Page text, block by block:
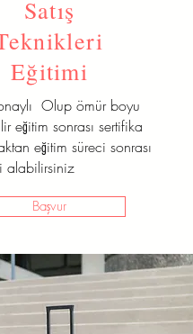
Satış
Eğitimi
Olup ömür boyu
eğitim sonrası sertifika
eğitim süreci sonrası
alabilirsiniz
Başvur